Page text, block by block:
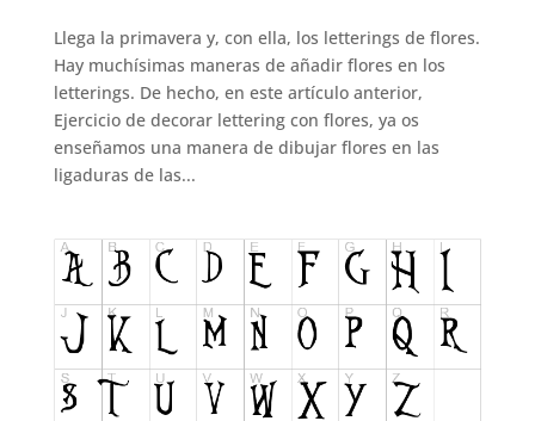
Llega la primavera y, con ella, los letterings de flores.
Hay muchísimas maneras de añadir flores en los
letterings. De hecho, en este artículo anterior,
Ejercicio de decorar lettering con flores, ya os
enseñamos una manera de dibujar flores en las
ligaduras de las...